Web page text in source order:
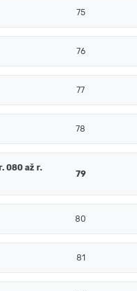
75
76
77
78
080 až r.
79
80
81